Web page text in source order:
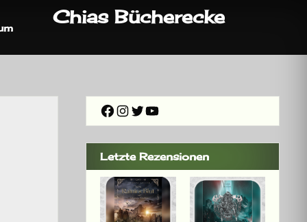
Chias Bücherecke
Facebook
Instagram
Twitter
YouTube
Letzte Rezensionen